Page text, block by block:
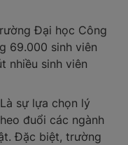
Đại học Công
69.000 sinh viên
nhiều sinh viên
sự lựa chọn lý
đuổi các ngành
Đặc biệt, trường